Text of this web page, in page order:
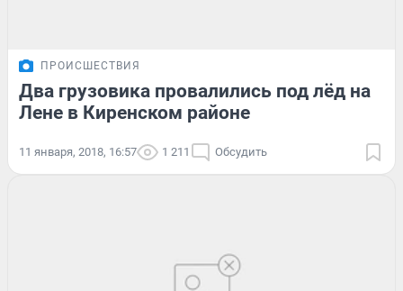
ПРОИСШЕСТВИЯ
Два грузовика провалились под лёд на
Лене в Киренском районе
11 января, 2018, 16:57 1 211 Обсудить